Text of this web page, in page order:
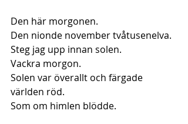
Den här morgonen.
Den nionde november tvåtusenelva.
Steg jag upp innan solen.
Vackra morgon.
Solen var överallt och färgade
världen röd.
Som om himlen blödde.